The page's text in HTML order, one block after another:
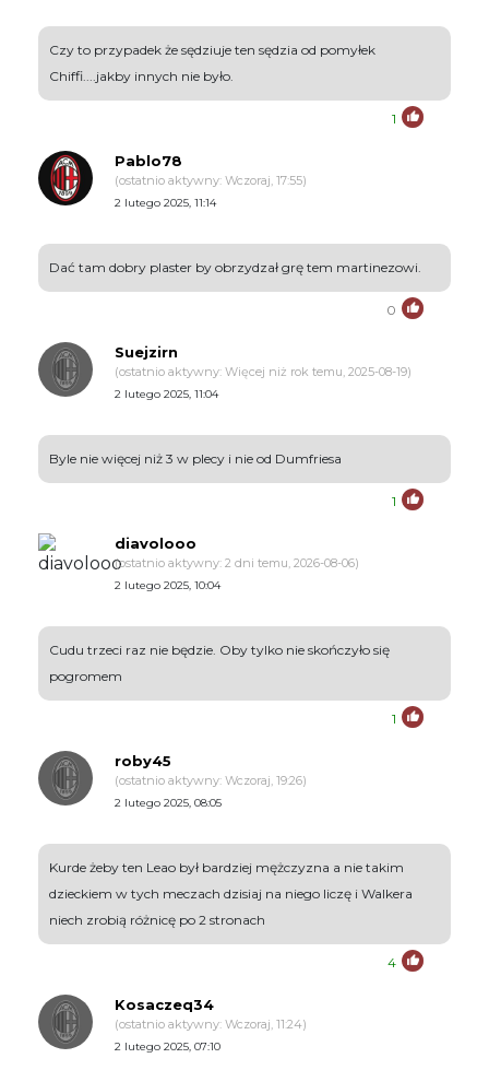
Czy to przypadek że sędziuje ten sędzia od pomyłek
Chiffi....jakby innych nie było.
1
Pablo78
(ostatnio aktywny: Wczoraj, 17:55)
2 lutego 2025, 11:14
Dać tam dobry plaster by obrzydzał grę tem martinezowi.
0
Suejzirn
(ostatnio aktywny: Więcej niż rok temu, 2025-08-19)
2 lutego 2025, 11:04
Byle nie więcej niż 3 w plecy i nie od Dumfriesa
1
diavolooo
(ostatnio aktywny: 2 dni temu, 2026-08-06)
2 lutego 2025, 10:04
Cudu trzeci raz nie będzie. Oby tylko nie skończyło się
pogromem
1
roby45
(ostatnio aktywny: Wczoraj, 19:26)
2 lutego 2025, 08:05
Kurde żeby ten Leao był bardziej mężczyzna a nie takim
dzieckiem w tych meczach dzisiaj na niego liczę i Walkera
niech zrobią różnicę po 2 stronach
4
Kosaczeq34
(ostatnio aktywny: Wczoraj, 11:24)
2 lutego 2025, 07:10